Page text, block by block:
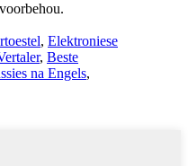
, Elektroniese
, Beste
na Engels,